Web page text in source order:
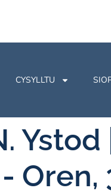
CYSYLLTU
Oren,